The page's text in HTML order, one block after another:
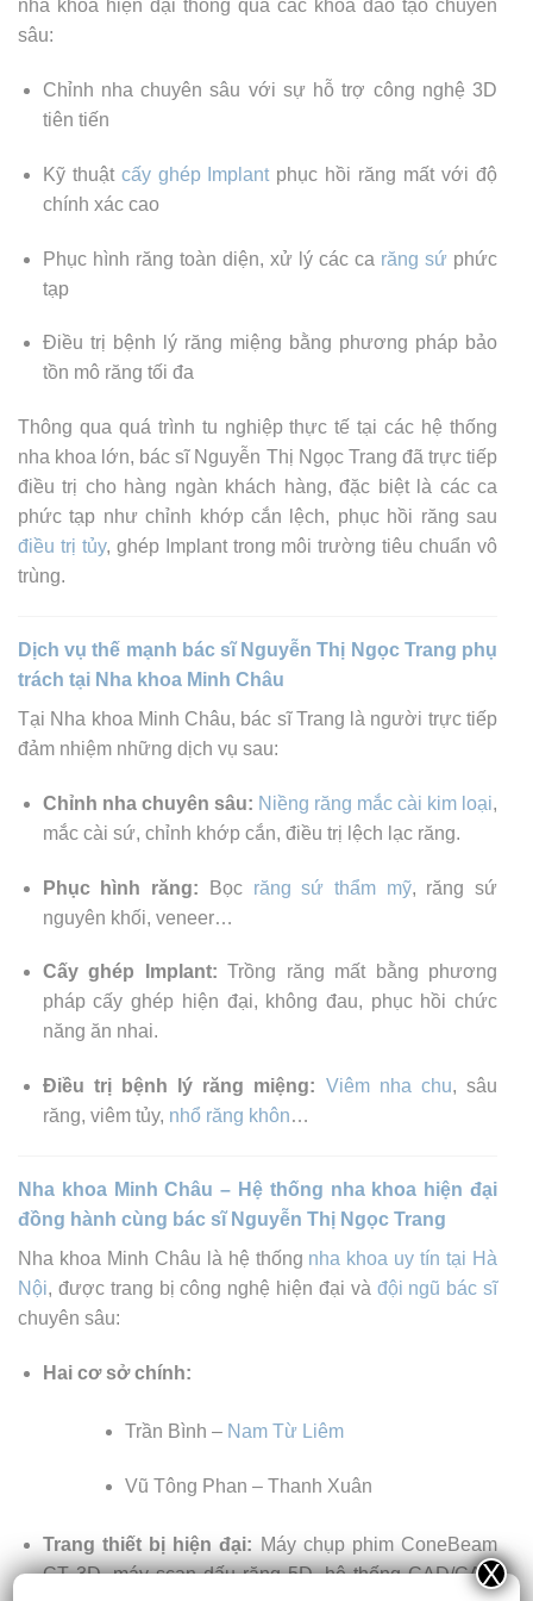
nha khoa hiện đại thông qua các khóa đào tạo chuyên
sâu:
Chỉnh nha chuyên sâu với sự hỗ trợ công nghệ 3D
tiên tiến
Kỹ thuật cấy ghép Implant phục hồi răng mất với độ
chính xác cao
Phục hình răng toàn diện, xử lý các ca răng sứ phức
tạp
Điều trị bệnh lý răng miệng bằng phương pháp bảo
tồn mô răng tối đa
Thông qua quá trình tu nghiệp thực tế tại các hệ thống
nha khoa lớn, bác sĩ Nguyễn Thị Ngọc Trang đã trực tiếp
điều trị cho hàng ngàn khách hàng, đặc biệt là các ca
phức tạp như chỉnh khớp cắn lệch, phục hồi răng sau
điều trị tủy, ghép Implant trong môi trường tiêu chuẩn vô
trùng.
Dịch vụ thế mạnh bác sĩ Nguyễn Thị Ngọc Trang phụ
trách tại Nha khoa Minh Châu
Tại Nha khoa Minh Châu, bác sĩ Trang là người trực tiếp
đảm nhiệm những dịch vụ sau:
Chỉnh nha chuyên sâu: Niềng răng mắc cài kim loại,
mắc cài sứ, chỉnh khớp cắn, điều trị lệch lạc răng.
Phục hình răng: Bọc răng sứ thẩm mỹ, răng sứ
nguyên khối, veneer…
Cấy ghép Implant: Trồng răng mất bằng phương
pháp cấy ghép hiện đại, không đau, phục hồi chức
năng ăn nhai.
Điều trị bệnh lý răng miệng: Viêm nha chu, sâu
răng, viêm tủy, nhổ răng khôn…
Nha khoa Minh Châu – Hệ thống nha khoa hiện đại
đồng hành cùng bác sĩ Nguyễn Thị Ngọc Trang
Nha khoa Minh Châu là hệ thống nha khoa uy tín tại Hà
Nội, được trang bị công nghệ hiện đại và đội ngũ bác sĩ
chuyên sâu:
Hai cơ sở chính:
Trần Bình – Nam Từ Liêm
Vũ Tông Phan – Thanh Xuân
Trang thiết bị hiện đại: Máy chụp phim ConeBeam
CT 3D, máy scan dấu răng 5D, hệ thống CAD/CAM
X